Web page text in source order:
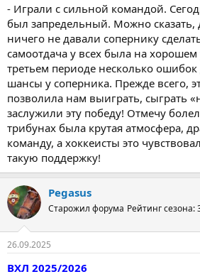
- Играли с сильной командой.
был запредельный. Можно
ничего не давали сопернику
самоотдача у всех была на
третьем периоде несколько
шансы у соперника. Прежде всего,
позволила нам выиграть, сыграть
заслужили эту победу! Отмечу
трибунах была крутая атмосфера,
команду, а хоккеисты это
такую поддержку!
Pegasus
Старожил форума Рейтинг сезона:
26.09.2025
ВХЛ 2025/2026